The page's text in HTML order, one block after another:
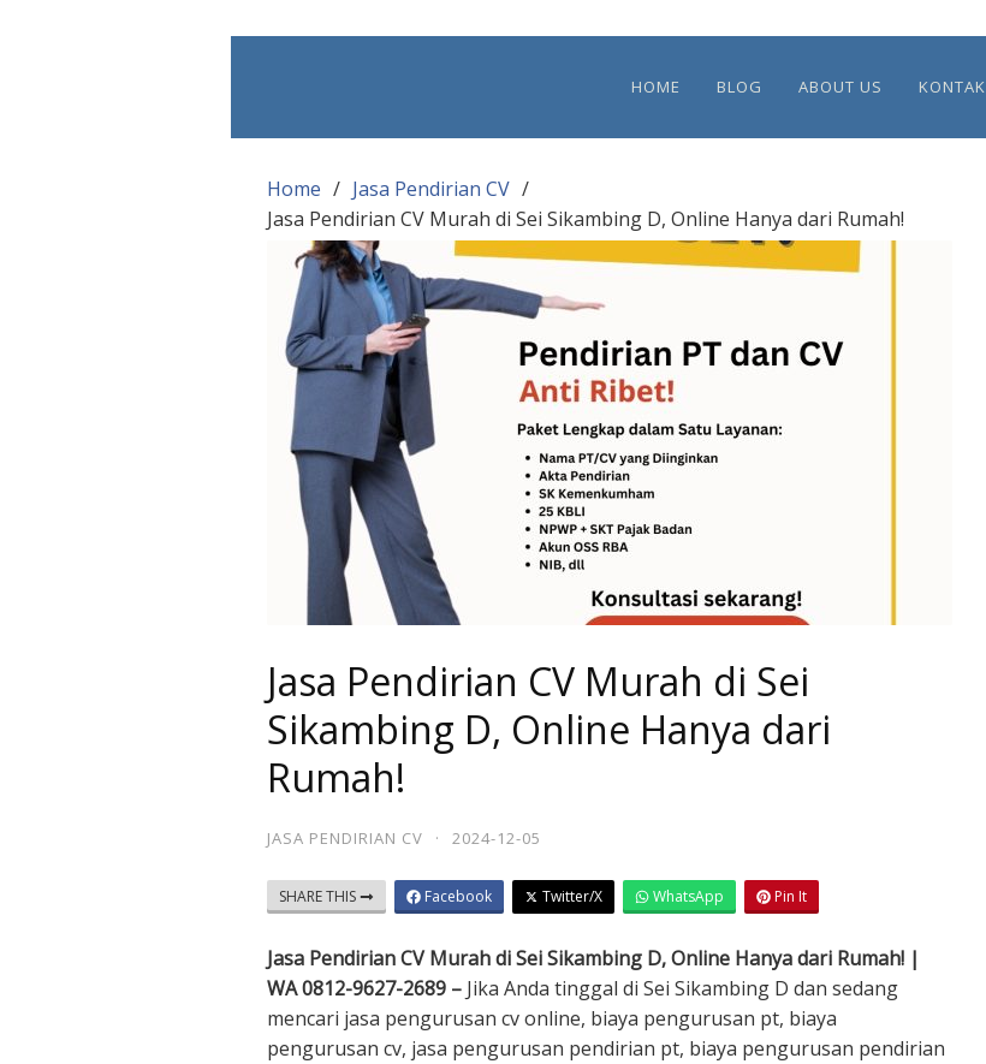
HOME BLOG ABOUT US KONTAK
Home
Jasa Pendirian CV
Jasa Pendirian CV Murah di Sei Sikambing D, Online Hanya dari Rumah!
Jasa Pendirian CV Murah di Sei
Sikambing D, Online Hanya dari
Rumah!
JASA PENDIRIAN CV · 2024-12-05
SHARE THIS Facebook Twitter/X WhatsApp Pin It
Jasa Pendirian CV Murah di Sei Sikambing D, Online Hanya dari Rumah! |
WA 0812-9627-2689 – Jika Anda tinggal di Sei Sikambing D dan sedang
mencari jasa pengurusan cv online, biaya pengurusan pt, biaya
pengurusan cv, jasa pengurusan pendirian pt, biaya pengurusan pendirian